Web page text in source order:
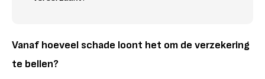
Vanaf hoeveel schade loont het om de verzekering
te bellen?